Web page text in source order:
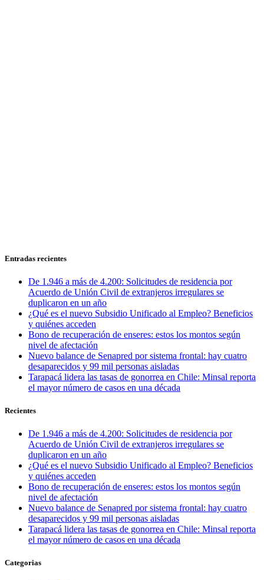
Entradas recientes
De 1.946 a más de 4.200: Solicitudes de residencia por
Acuerdo de Unión Civil de extranjeros irregulares se
duplicaron en un año
¿Qué es el nuevo Subsidio Unificado al Empleo? Beneficios
y quiénes acceden
Bono de recuperación de enseres: estos los montos según
nivel de afectación
Nuevo balance de Senapred por sistema frontal: hay cuatro
desaparecidos y 99 mil personas aisladas
Tarapacá lidera las tasas de gonorrea en Chile: Minsal reporta
el mayor número de casos en una década
Recientes
De 1.946 a más de 4.200: Solicitudes de residencia por
Acuerdo de Unión Civil de extranjeros irregulares se
duplicaron en un año
¿Qué es el nuevo Subsidio Unificado al Empleo? Beneficios
y quiénes acceden
Bono de recuperación de enseres: estos los montos según
nivel de afectación
Nuevo balance de Senapred por sistema frontal: hay cuatro
desaparecidos y 99 mil personas aisladas
Tarapacá lidera las tasas de gonorrea en Chile: Minsal reporta
el mayor número de casos en una década
Categorias